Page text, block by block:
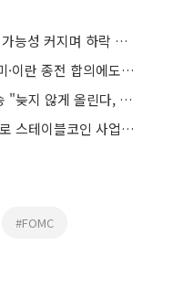
뉴욕증시, 연준의 매파적 금리 인상 가능성 커지며 하락 마감…나스닥 1.35%↓
ECB 이어 일본은행도 금리 인상…미·이란 종전 합의에도 빨라지는 긴축시계
'기준금리 인상' 또 쐐기 박은 신현송 "늦지 않게 올린다, 곧"
마스터카드, BVNK 18억 달러 인수로 스테이블코인 사업 본격 확장
#FOMC